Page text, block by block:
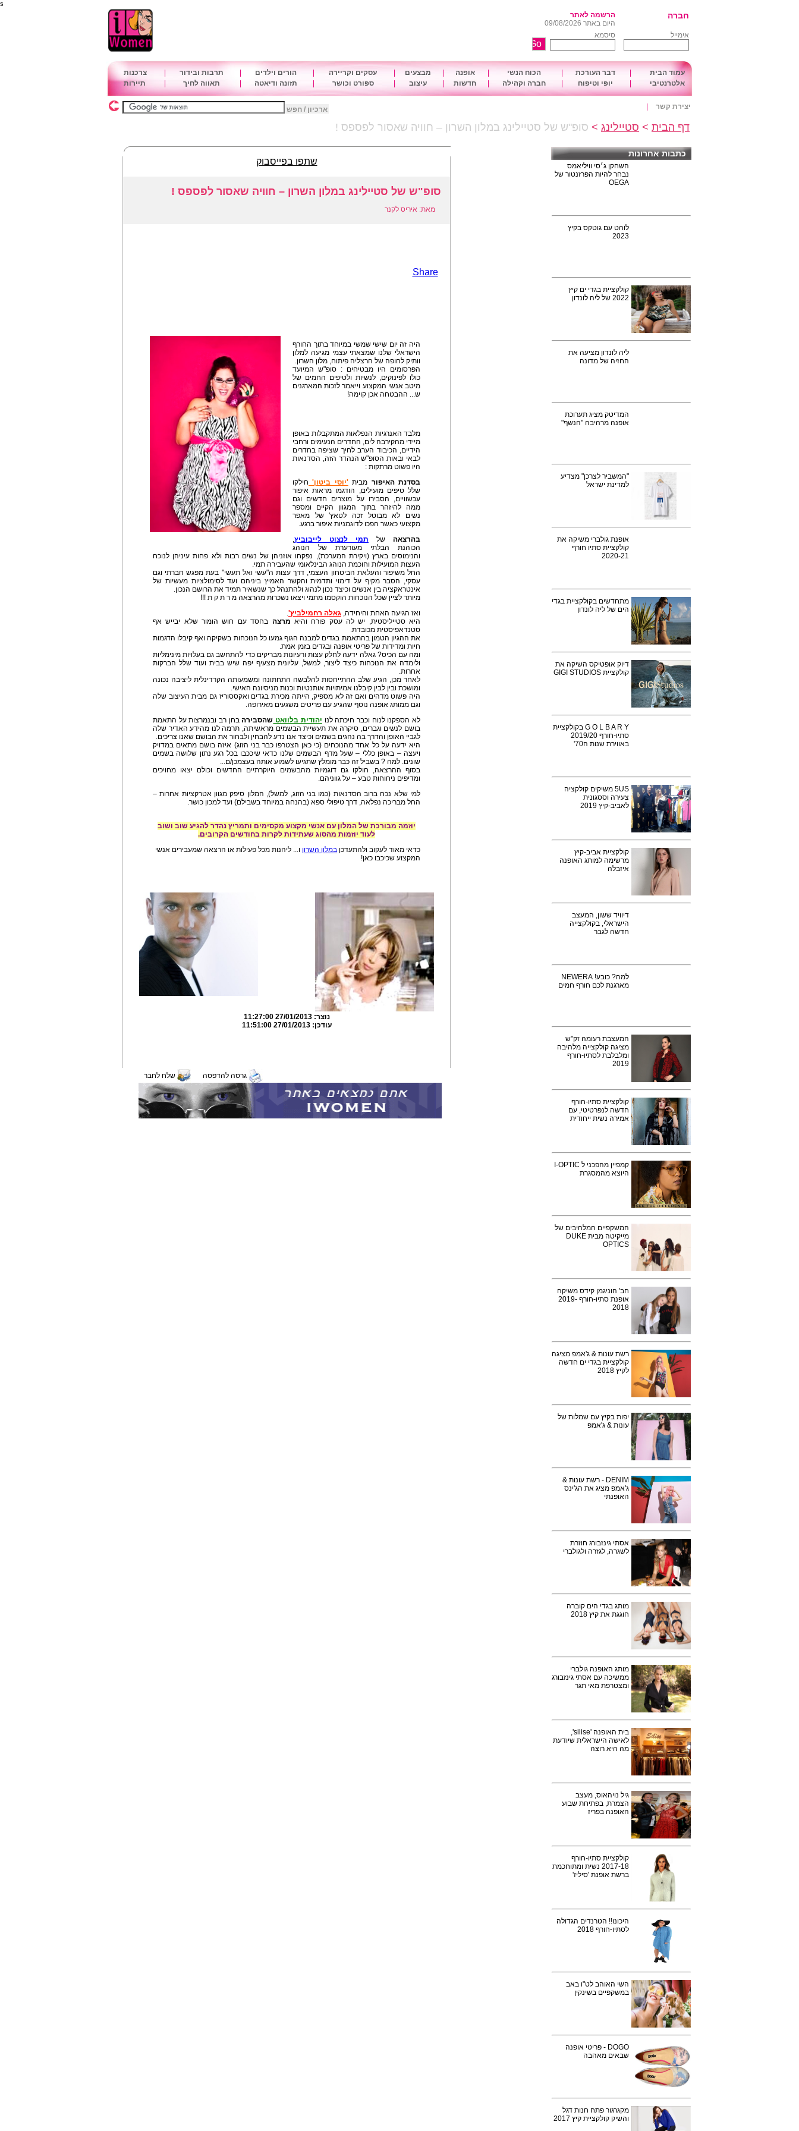
s
חברה
הרשמה לאתר
היום באתר 09/08/2026
אימייל
סיסמא
עמוד הבית דבר העורכת הכוח הנשי אופנה מבצעים עסקים וקריירה הורים וילדים תרבות ובידור
צרכנות
אלטרנטיבי
יופי וטיפוח חברה וקהילה חדשות עיצוב ספורט וכושר תזונה ודיאטה תאווה לחיך תיירות
יצירת קשר ארכיון / חפש
דף הבית > סטיילינג > סופ"ש של סטיילינג במלון השרון – חוויה שאסור לפספס !
כתבות אחרונות
השחקן ג׳סי וויליאמס
נבחר להיות הפרזנטור של
OEGA
לוהט עם גוטקס בקיץ
2023
קולקציית בגדי ים קיץ
2022 של ליה לונדון
ליה לונדון מציעה את
החזיה של מדונה
המדיטק מציג תערוכת
אופנה מרהיבה "הנשף"
"המשביר לצרכן" מצדיע
למדינת ישראל
אופנת גולברי משיקה את
קולקציית סתיו חורף
2020-21
מתחדשים בקולקציית בגדי
הים של ליה לונדון
דיוק אופטיקס השיקה את
קולקציית GIGI STUDIOS
G O L B A R Y בקולקציית
סתיו-חורף 2019/20
באווירת שנות ה70'
5US משיקים קולקציה
צעירה וססגונית
לאביב-קיץ 2019
קולקציית אביב-קיץ
מרשימה למותג האופנה
איזבלה
דיוויד ששון, המעצב
הישראלי, בקולקצייה
חדשה לגבר
למה? כובע! NEWERA
מארגנת לכם חורף חמים
המעצבת רעומה זק"ש
מציגה קולקצייה מלהיבה
ומלבלבת לסתיו-חורף
2019
קולקציית סתיו-חורף
חדשה לנפרטיטי, עם
אמירה נשית ייחודית
קמפיין מהפכני ל I-OPTIC
היוצא מהמסגרת
המשקפיים המלהיבים של
מייקיטה מבית DUKE
OPTICS
חב' הוניגמן קידס משיקה
אופנת סתיו-חורף 2019-
2018
רשת עונות & ג'אמפ מציגה
קולקציית בגדי ים חדשה
לקיץ 2018
יפות בקיץ עם שמלות של
עונות & ג'אמפ
DENIM - רשת עונות &
ג'אמפ מציג את הג'ינס
האופנתי
אסתי גינזבורג חוזרת
לשגרה, לגזרה ולגולברי
מותג בגדי הים קוברה
חוגגת את קיץ 2018
מותג האופנה גולברי
ממשיכה עם אסתי גינזבורג
ומצטרפת מאי תגר
בית האופנה 'silise',
לאישה הישראלית שיודעת
מה היא רוצה
גיל נויהאוס, מעצב
הצמרת, בפתיחת שבוע
האופנה בפריז
קולקציית סתיו-חורף
2017-18 נשית ומתוחכמת
ברשת אופנת 'סיליז'
היכונו!! הטרנדים הגדולה
לסתיו-חורף 2018
השי האוהב לט"ו באב
במשקפיים בשינקין
DOGO - פריטי אופנה
שבאים מאהבה
מקגרגור פתח חנות דגל
והשיק קולקציית קיץ 2017
שתפו בפייסבוק
סופ"ש של סטיילינג במלון השרון – חוויה שאסור לפספס !
מאת: איריס לקנר
Share
היה זה יום שישי שמשי במיוחד בתוך החורף
הישראלי שלנו שמצאתי עצמי מגיעה למלון
וותיק לחופה של הרצליה פיתוח, מלון השרון.
הפרסומים היו מבטיחים : סופ"ש המיועד
כולו לפינוקים, לנשיות ולטיפים החמים של
מיטב אנשי המקצוע וייאמר לזכות המארגנים
ש... ההבטחה אכן קוימה!
מלבד האנרגיות הנפלאות המתקבלות באופן
מיידי מהקירבה לים, החדרים הנעימים ורחבי
הידיים, הכיבוד הערב לחיך שציפה בחדרים
לבאי ובאות הסופ"ש הנהדר הזה, הסדנאות
היו פשוט מרתקות :
בסדנת האיפור מבית'יוסי ביטון' חילקו
שלל טיפים מועילים, הודגמו מראות איפור
עכשוויים, הסבירו על מוצרים חדשים וגם
ממה להיזהר בתוך המגוון הקיים ומספר
נשים לא מבוטל זכה לטאץ' של מאפר
מקצועי כאשר הפכו לדוגמניות איפור ברגע.
בהרצאה של תמי לנצוט לייבוביץ,
הכוהנת הבלתי מעורערת של הנוהג
והנימוסים בארץ (ויקירת המערכת), נפקחו אוזניהן של נשים רבות ולא פחות עיניהן לנוכח
העצות המועילות וחוכמת הנוהג הבינלאומי שהעבירה תמי.
החל משיפור והעלאת הביטחון העצמי, דרך עצות ה"עשי ואל תעשי" בעת מפגש חברתי וגם
עסקי, הסבר מקיף על דימוי ותדמית והקשר האמיץ ביניהם ועד לסימולציות מעשיות של
אינטראקציה בין אנשים וכיצד נכון לנהוג ולהתנהל כך שנשאיר תמיד את הרושם הנכון.
מיותר לציין שכל הנוכחות הוקסמו מתמי ויצאו נשכרות מהרצאה מ ר ת ק ת !!!
ואז הגיעה האחת והיחידה, גאלה רחמילביץ'.
היא סטייליסטית, יש לה עסק פורח והיא מרצה בחסד עם חוש הומור שלא יבייש אף
סטנדאפיסטית מכובדת.
את ההגיון הטמון בהתאמת בגדים למבנה הגוף גמעו כל הנוכחות בשקיקה ואף קיבלו הדגמות
חיות ומדידות של פריטי אופנה ובגדים בזמן אמת.
ומה עם הכיס? גאלה ידעה לחלק עצות ורעיונות מבריקים כדי להתחשב גם בעלויות מינימליות
ולימדה את הנוכחות כיצד ליצור, למשל, עליונית מצעיף יפה שיש בבית ועוד שלל הברקות
אחרות.
לאחר מכן, הגיע שלב ההתייחסות להלבשה התחתונה ומשמעותה הקרדינלית ליציבה נכונה
ומושכת ובין לבין קיבלנו אמיתויות אותנטיות וכנות מניסיונה האישי.
היה פשוט מדהים ואם זה לא מספיק, הייתה מכירת בגדים ואקססוריז גם מבית העיצוב שלה
וגם ממותג אופנה נוסף שהגיע עם פריטים משגעים מאירופה.
לא הספקנו לנוח וכבר חיכתה לנו יהודית בלוואט שהסבירהבחן רב ובנמרצות על התאמת
בושם לנשים וגברים, סיקרה את תעשיית הבשמים מראשיתה, תרמה לנו מהידע האדיר שלה
לגביי האופן והדרך בה נהגים בשמים וכיצד אנו נדע להבחין ולבחור את הבושם שאנו צריכים.
היא ידעה על כל אחד מהנוכחים (כי כאן הצטרפו כבר בני הזוג) איזה בושם מתאים במדויק
ויעצה – באופן כללי – שעל מדף הבשמים שלנו כדאי שיככבו בכל רגע נתון שלושה בשמים
שונים. למה ? בשביל זה כבר מומלץ שתגיעו לשמוע אותה בעצמכן/ם...
בסוף ההרצאה, חולקו גם דוגמיות מהבשמים היוקרתיים החדשים וכולם יצאו מחויכים
ומדיפים ניחוחות טבע – על גווניהם.
למי שלא נכח ברוב הסדנאות (כמו בני הזוג, למשל), המלון סיפק מגוון אטרקציות אחרות –
החל מבריכה נפלאה, דרך טיפולי ספא (בהנחה במיוחד בשבילם) ועד למכון כושר.
יוזמה מבורכת של המלון עם אנשי מקצוע מקסימים ותמריץ נהדר להגיע שוב ושוב
לעוד יוזמות מהסוג שעתידות לקרות בחודשים הקרובים.
כדאי מאוד לעקוב ולהתעדכן במלון השרון ו... ליהנות מכל פעילות או הרצאה שמעבירים אנשי
המקצוע שכיכבו כאן!
נוצר:27/01/2013 11:27:00
עודכן:27/01/2013 11:51:00
גרסה להדפסה שלח לחבר